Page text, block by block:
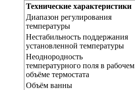
Технические характеристики
Диапазон регулирования
температуры
Нестабильность поддержания
установленной температуры
Неоднородность
температурного поля в рабочем
объёме термостата
Объём ванны